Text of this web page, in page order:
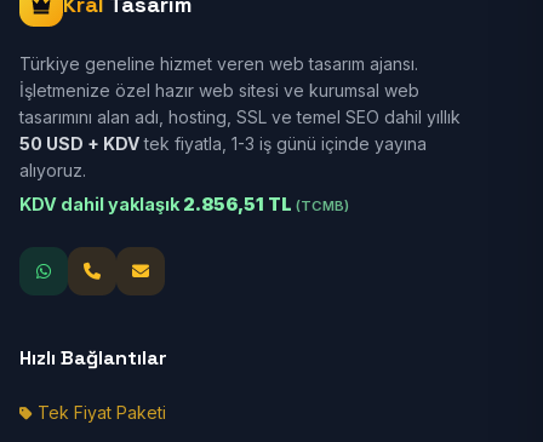
Türkiye geneline hizmet veren web tasarım ajansı.
İşletmenize özel hazır web sitesi ve kurumsal web
tasarımını alan adı, hosting, SSL ve temel SEO dahil yıllık
50 USD + KDVtek fiyatla, 1-3 iş günü içinde yayına
alıyoruz.
KDV dahil yaklaşık 2.856,51 TL (TCMB)
Hızlı Bağlantılar
Tek Fiyat Paketi